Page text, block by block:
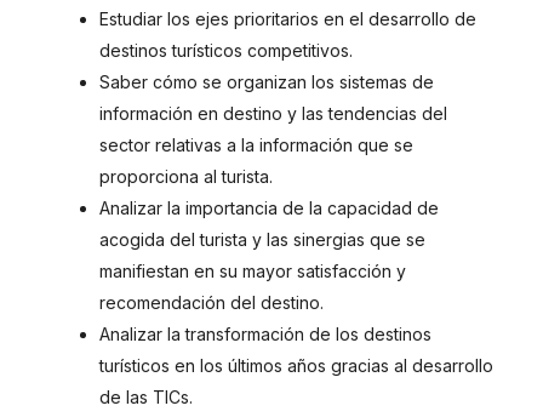
Estudiar los ejes prioritarios en el desarrollo de
destinos turísticos competitivos.
Saber cómo se organizan los sistemas de
información en destino y las tendencias del
sector relativas a la información que se
proporciona al turista.
Analizar la importancia de la capacidad de
acogida del turista y las sinergias que se
manifiestan en su mayor satisfacción y
recomendación del destino.
Analizar la transformación de los destinos
turísticos en los últimos años gracias al desarrollo
de las TICs.